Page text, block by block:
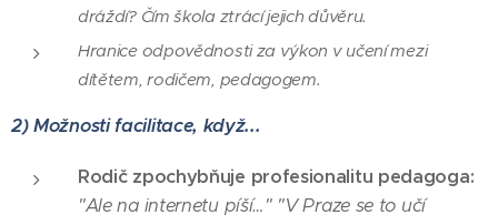
dráždí? Čím škola ztrácí jejich důvěru.
Hranice odpovědnosti za výkon v učení mezi
dítětem, rodičem, pedagogem.
2) Možnosti facilitace, když...
Rodič zpochybňuje profesionalitu pedagoga:
"Ale na internetu píší…" "V Praze se to učí